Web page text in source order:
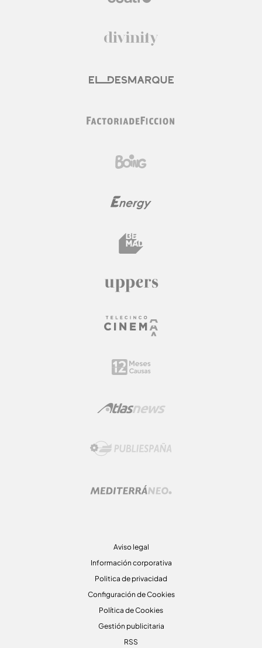
Aviso legal
Información corporativa
Politica de privacidad
Configuración de Cookies
Política de Cookies
Gestión publicitaria
RSS